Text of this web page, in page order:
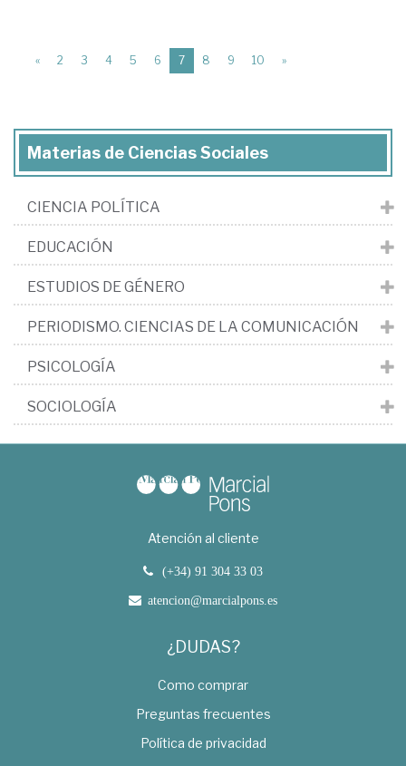
« 2 3 4 5 6 7(current)
8 9 10 »
Materias de Ciencias Sociales
CIENCIA POLÍTICA
EDUCACIÓN
ESTUDIOS DE GÉNERO
PERIODISMO. CIENCIAS DE LA COMUNICACIÓN
PSICOLOGÍA
SOCIOLOGÍA
Atención al cliente
(+34) 91 304 33 03
atencion@marcialpons.es
¿DUDAS?
Como comprar
Preguntas frecuentes
Política de privacidad